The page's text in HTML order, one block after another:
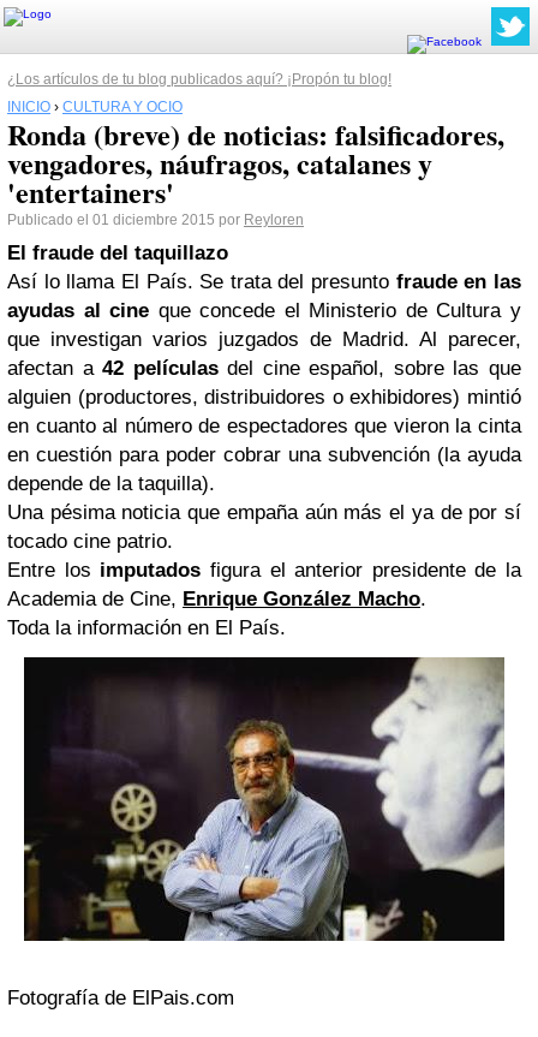
¿Los artículos de tu blog publicados aquí? ¡Propón tu blog!
INICIO › CULTURA Y OCIO
Ronda (breve) de noticias: falsificadores,
vengadores, náufragos, catalanes y
'entertainers'
Publicado el 01 diciembre 2015 por Reyloren
El fraude del taquillazo
Así lo llama El País. Se trata del presunto fraude en las
ayudas al cine que concede el Ministerio de Cultura y
que investigan varios juzgados de Madrid. Al parecer,
afectan a42 películasdel cine español, sobre las que
alguien (productores, distribuidores o exhibidores) mintió
en cuanto al número de espectadores que vieron la cinta
en cuestión para poder cobrar una subvención (la ayuda
depende de la taquilla).
Una pésima noticia que empaña aún más el ya de por sí
tocado cine patrio.
Entre los imputados figura el anterior presidente de la
Academia de Cine, Enrique González Macho.
Toda la información en El País.
Fotografía de ElPais.com